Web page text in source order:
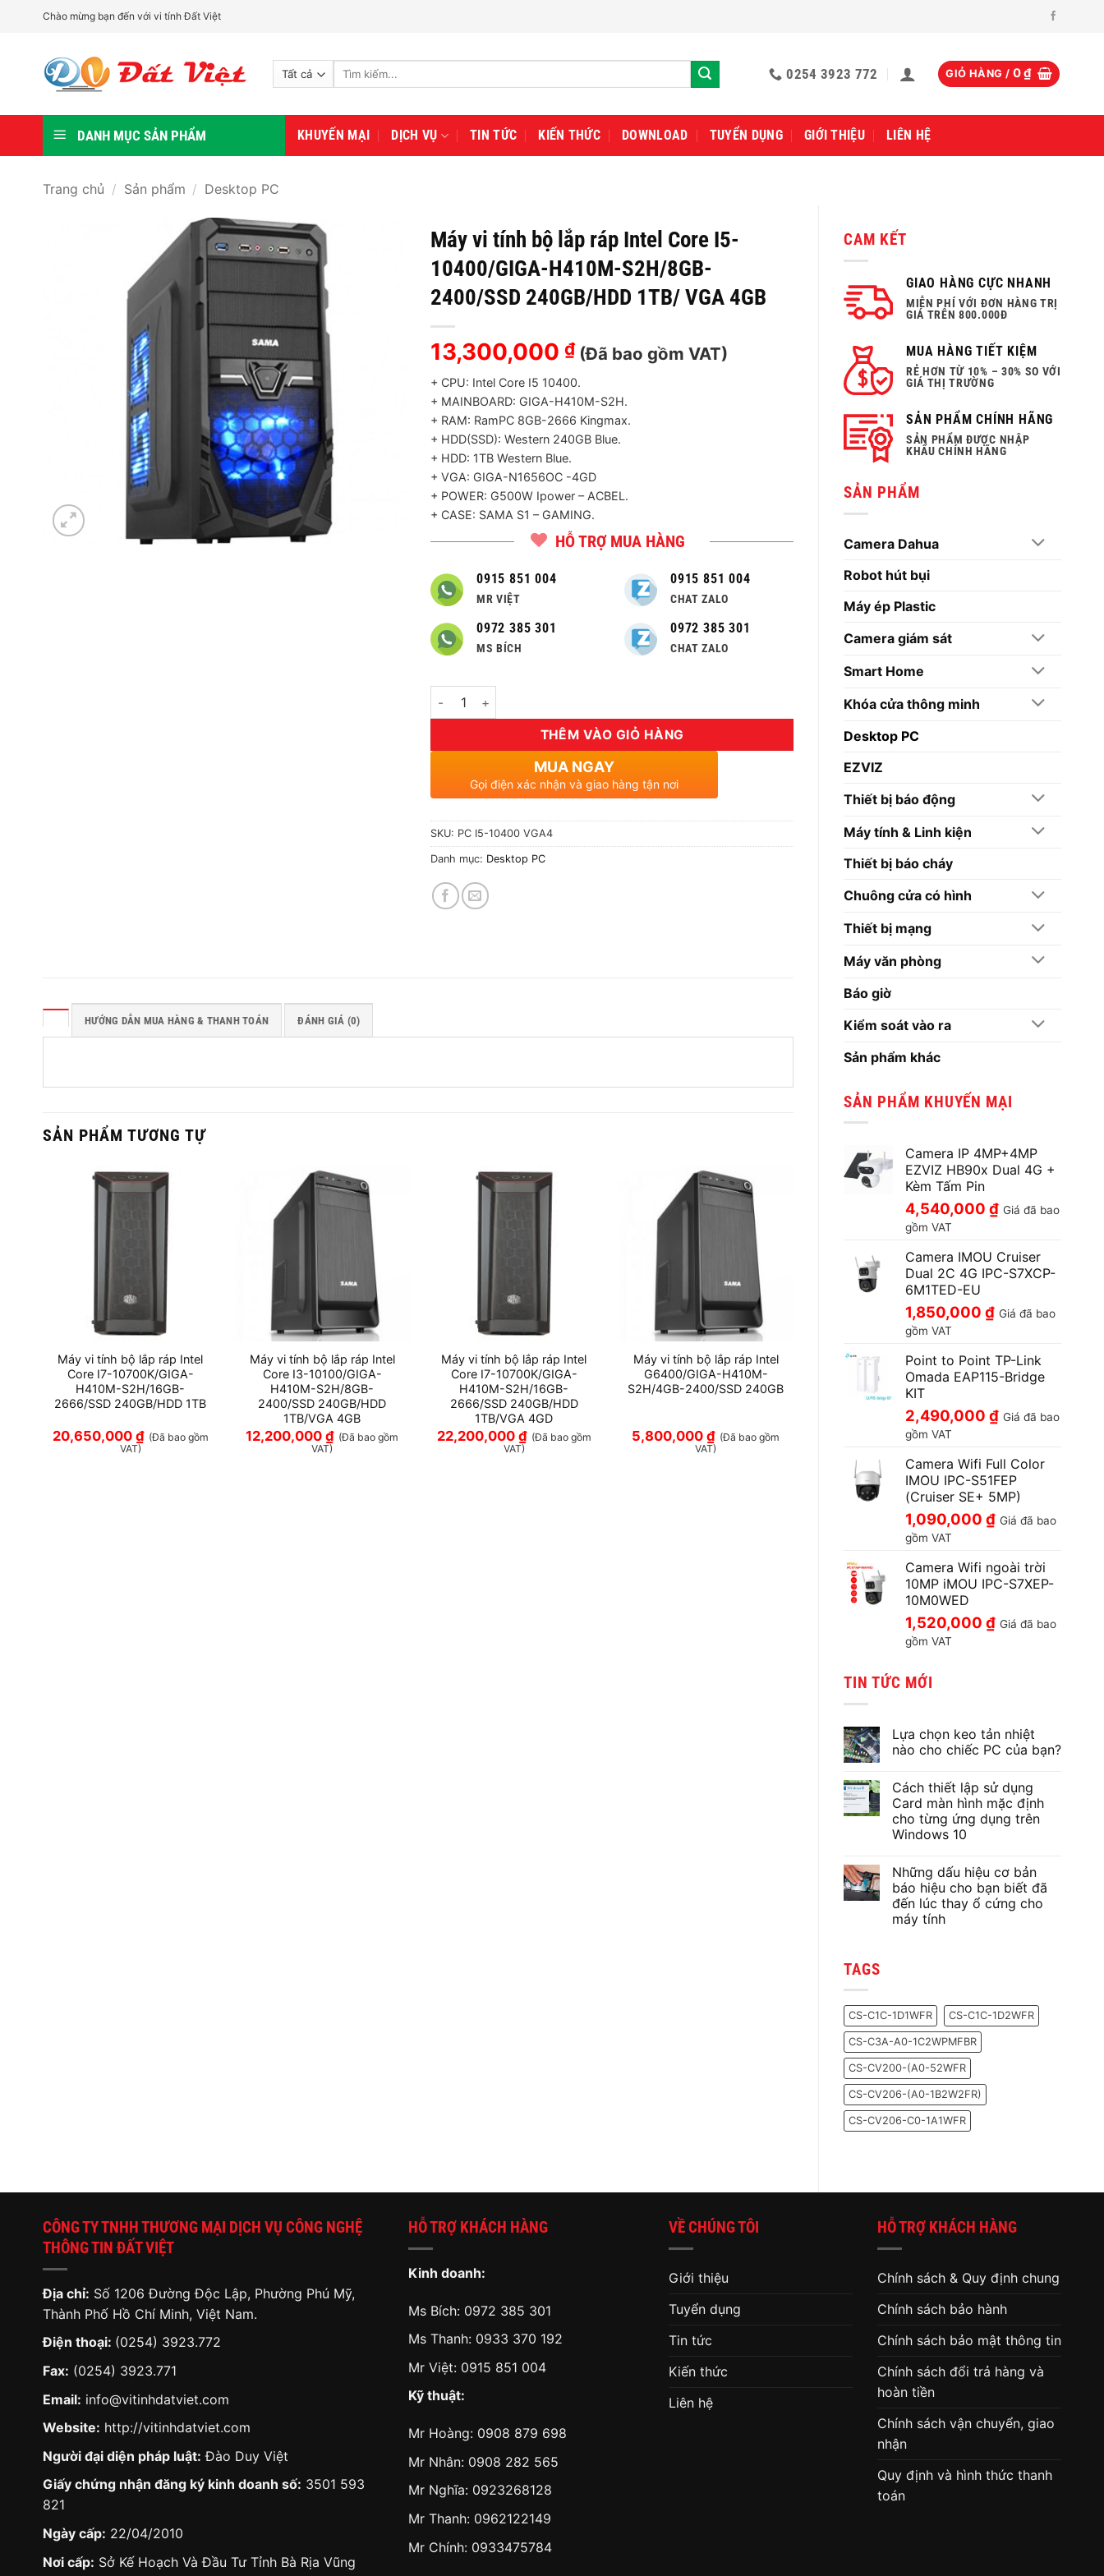
Chào mừng bạn đến với vi tính Đất Việt
Tìm
0254 3923 772 GIỎ HÀNG / 0₫
DANH MỤC SẢN PHẨM KHUYẾN MẠI DỊCH VỤ TIN TỨC KIẾN THỨC DOWNLOAD TUYỂN DỤNG GIỚI THIỆU LIÊN HỆ
Trang chủ / Sản phẩm / Desktop PC
CAM KẾT
GIAO HÀNG CỰC NHANH
MIỄN PHÍ VỚI ĐƠN HÀNG TRỊ
GIÁ TRÊN 800.000Đ
MUA HÀNG TIẾT KIỆM
RẺ HƠN TỪ 10% – 30% SO VỚI
GIÁ THỊ TRƯỜNG
SẢN PHẨM CHÍNH HÃNG
SẢN PHẨM ĐƯỢC NHẬP
KHẨU CHÍNH HÃNG
SẢN PHẨM
Camera Dahua
Robot hút bụi
Máy ép Plastic
Camera giám sát
Smart Home
Khóa cửa thông minh
Desktop PC
EZVIZ
Thiết bị báo động
Máy tính & Linh kiện
Thiết bị báo cháy
Chuông cửa có hình
Thiết bị mạng
Máy văn phòng
Báo giờ
Kiểm soát vào ra
Sản phẩm khác
SẢN PHẨM KHUYẾN MẠI
Camera IP 4MP+4MP
EZVIZ HB90x Dual 4G +
Kèm Tấm Pin
4,540,000 ₫ Giá đã bao
gồm VAT
Camera IMOU Cruiser
Dual 2C 4G IPC-S7XCP-
6M1TED-EU
1,850,000 ₫ Giá đã bao
gồm VAT
Point to Point TP-Link
Omada EAP115-Bridge
KIT
2,490,000 ₫ Giá đã bao
gồm VAT
Camera Wifi Full Color
IMOU IPC-S51FEP
(Cruiser SE+ 5MP)
1,090,000 ₫ Giá đã bao
gồm VAT
Camera Wifi ngoài trời
10MP iMOU IPC-S7XEP-
10M0WED
1,520,000 ₫ Giá đã bao
gồm VAT
TIN TỨC MỚI
Lựa chọn keo tản nhiệt
nào cho chiếc PC của bạn?
bình
luận
ở
Lựa
chọn
keo
nào
cho
chiếc
PC
của
bạn?
Cách thiết lập sử dụng
Card màn hình mặc định
cho từng ứng dụng trên
Windows 10
bình
luận
ở
Cách
thiết
lập
cho
từng
ứng
dụng
trên
Windows
10
Những dấu hiệu cơ bản
báo hiệu cho bạn biết đã
đến lúc thay ổ cứng cho
máy tính
hiệu
cơ
bản
báo
hiệu
cho
bạn
biết
đã
đến
lúc
thay
TAGS
CS-C1C-1D1WFR CS-C1C-1D2WFR
CS-C3A-A0-1C2WPMFBR
CS-CV200-(A0-52WFR
CS-CV206-(A0-1B2W2FR)
CS-CV206-C0-1A1WFR
Máy vi tính bộ lắp ráp Intel Core I5-
10400/GIGA-H410M-S2H/8GB-
2400/SSD 240GB/HDD 1TB/ VGA 4GB
13,300,000 ₫ (Đã bao gồm VAT)
+ CPU: Intel Core I5 10400.
+ MAINBOARD: GIGA-H410M-S2H.
+ RAM: RamPC 8GB-2666 Kingmax.
+ HDD(SSD): Western 240GB Blue.
+ HDD: 1TB Western Blue.
+ VGA: GIGA-N1656OC -4GD
+ POWER: G500W Ipower – ACBEL.
+ CASE: SAMA S1 – GAMING.
HỖ TRỢ MUA HÀNG
0915 851 004
MR VIỆT
0972 385 301
MS BÍCH
0915 851 004
CHAT ZALO
0972 385 301
CHAT ZALO
Số lượng
THÊM VÀO GIỎ HÀNG
MUA NGAY
Gọi điện xác nhận và giao hàng tận nơi
SKU: PC I5-10400 VGA4
Danh mục: Desktop PC
HƯỚNG DẪN MUA HÀNG & THANH TOÁN ĐÁNH GIÁ (0)
SẢN PHẨM TƯƠNG TỰ
Máy vi tính bộ lắp ráp Intel
Core I7-10700K/GIGA-
H410M-S2H/16GB-
2666/SSD 240GB/HDD 1TB
20,650,000 ₫ (Đã bao gồm
VAT)
Máy vi tính bộ lắp ráp Intel
Core I3-10100/GIGA-
H410M-S2H/8GB-
2400/SSD 240GB/HDD
1TB/VGA 4GB
12,200,000₫ (Đã bao gồm
VAT)
Máy vi tính bộ lắp ráp Intel
Core I7-10700K/GIGA-
H410M-S2H/16GB-
2666/SSD 240GB/HDD
1TB/VGA 4GD
22,200,000 ₫ (Đã bao gồm
VAT)
Máy vi tính bộ lắp ráp Intel
G6400/GIGA-H410M-
S2H/4GB-2400/SSD 240GB
5,800,000₫ (Đã bao gồm
VAT)
CÔNG TY TNHH THƯƠNG MẠI DỊCH VỤ CÔNG NGHỆ
THÔNG TIN ĐẤT VIỆT
Địa chỉ: Số 1206 Đường Độc Lập, Phường Phú Mỹ,
Thành Phố Hồ Chí Minh, Việt Nam.
Điện thoại: (0254) 3923.772
Fax: (0254) 3923.771
Email: info@vitinhdatviet.com
Website: http://vitinhdatviet.com
Người đại diện pháp luật: Đào Duy Việt
Giấy chứng nhận đăng ký kinh doanh số: 3501 593
821
Ngày cấp: 22/04/2010
Nơi cấp: Sở Kế Hoạch Và Đầu Tư Tỉnh Bà Rịa Vũng
HỖ TRỢ KHÁCH HÀNG
Kinh doanh:
Ms Bích: 0972 385 301
Ms Thanh: 0933 370 192
Mr Việt: 0915 851 004
Kỹ thuật:
Mr Hoàng: 0908 879 698
Mr Nhân: 0908 282 565
Mr Nghĩa: 0923268128
Mr Thanh: 0962122149
Mr Chính: 0933475784
VỀ CHÚNG TÔI
Giới thiệu
Tuyển dụng
Tin tức
Kiến thức
Liên hệ
HỖ TRỢ KHÁCH HÀNG
Chính sách & Quy định chung
Chính sách bảo hành
Chính sách bảo mật thông tin
Chính sách đổi trả hàng và
hoàn tiền
Chính sách vận chuyển, giao
nhận
Quy định và hình thức thanh
toán